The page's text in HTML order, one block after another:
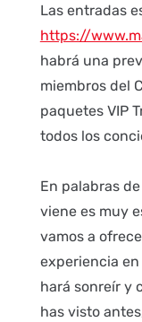
Las entradas
https://
habrá una
miembros del
paquetes VIP
todos los
En palabras
viene es muy
vamos a
experiencia
hará sonreír y
has visto